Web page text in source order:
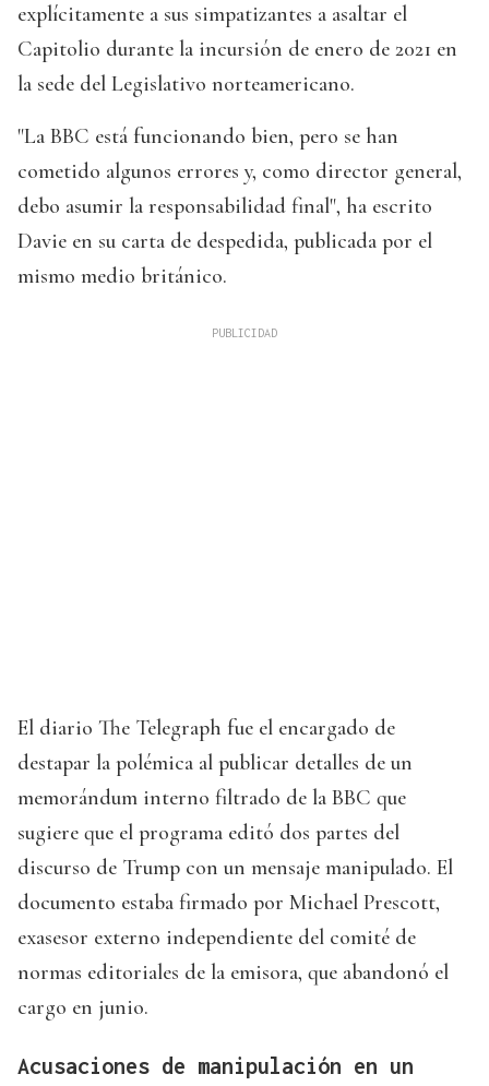
explícitamente a sus simpatizantes a asaltar el
Capitolio durante la incursión de enero de 2021 en
la sede del Legislativo norteamericano.
"La BBC está funcionando bien, pero se han
cometido algunos errores y, como director general,
debo asumir la responsabilidad final", ha escrito
Davie en su carta de despedida, publicada por el
mismo medio británico.
El diario The Telegraph fue el encargado de
destapar la polémica al publicar detalles de un
memorándum interno filtrado de la BBC que
sugiere que el programa editó dos partes del
discurso de Trump con un mensaje manipulado. El
documento estaba firmado por Michael Prescott,
exasesor externo independiente del comité de
normas editoriales de la emisora, que abandonó el
cargo en junio.
Acusaciones de manipulación en un